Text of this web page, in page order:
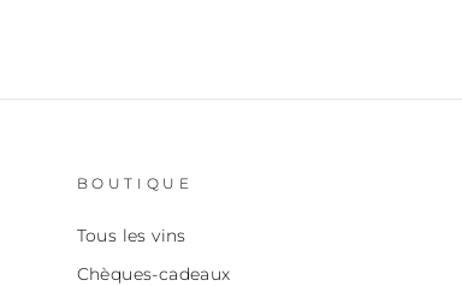
BOUTIQUE
Tous les vins
Chèques-cadeaux